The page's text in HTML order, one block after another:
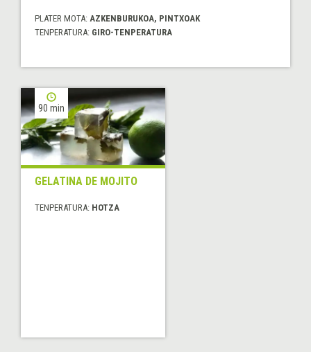
PLATER MOTA: AZKENBURUKOA, PINTXOAK
TENPERATURA: GIRO-TENPERATURA
90 min
GELATINA DE MOJITO
TENPERATURA: HOTZA